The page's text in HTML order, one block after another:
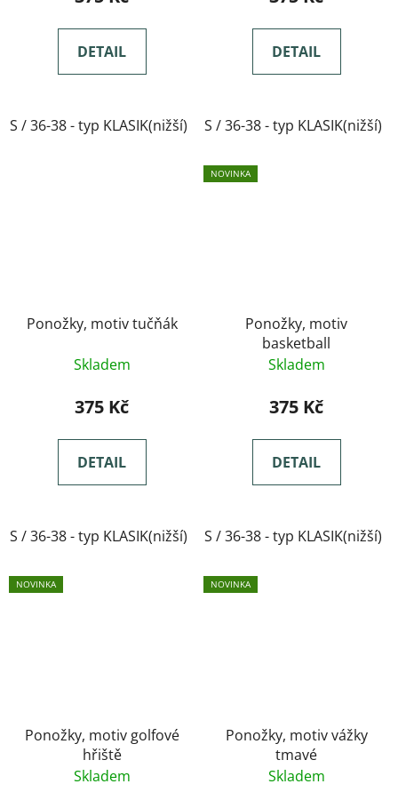
DETAIL
S / 36-38 - typ KLASIK(nižší) M / 39-41- typ KLASIK(nižší)
DETAIL
S / 36-38 - typ KLASIK(nižší)
Ponožky, motiv tučňák
Skladem
375 Kč
DETAIL
S / 36-38 - typ KLASIK(nižší) M / 39-41- typ KLASIK(nižší)
NOVINKA
Ponožky, motiv
basketball
Skladem
375 Kč
DETAIL
S / 36-38 - typ KLASIK(nižší)
NOVINKA
Ponožky, motiv golfové
hřiště
Skladem
NOVINKA
Ponožky, motiv vážky
tmavé
Skladem